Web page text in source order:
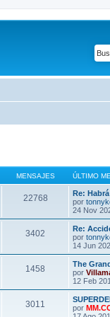
MENSAJES ÚLTIMO
22768
Re:
por
24 Nov
3402
Re:
por
14 Jun
1458
The
por
12 Feb
3011
por